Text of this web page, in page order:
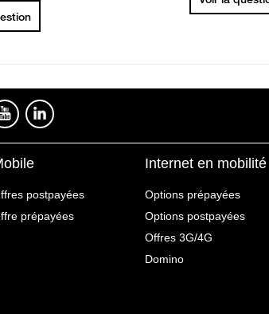
postpayées
prépayées
Internet en mobilité
Options prépayées
Options postpayées
Offres 3G/4G
Domino